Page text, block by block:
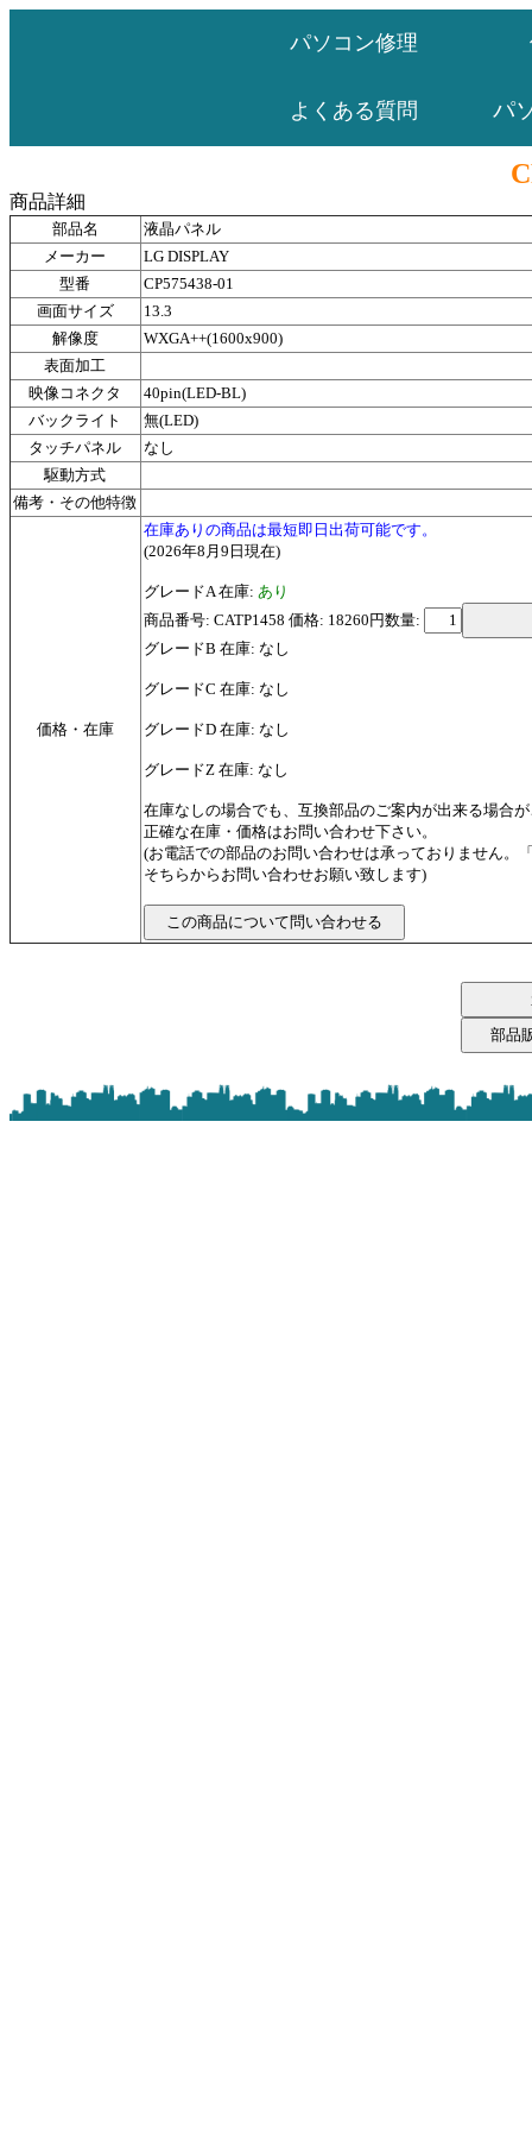
パソコン修理
よくある質問 パ
商品詳細
部品名
液晶パネル
メーカー
LG DISPLAY
型番
CP575438-01
画面サイズ
13.3
解像度
WXGA++(1600x900)
表面加工
映像コネクタ
40pin(LED-BL)
バックライト
無(LED)
タッチパネル
なし
駆動方式
備考・その他特徴
価格・在庫
在庫ありの商品は最短即日出荷可能です。
(2026年8月9日現在)
グレードA 在庫: あり
商品番号: CATP1458 価格: 18260円数量:
グレードB 在庫: なし
グレードC 在庫: なし
グレードD 在庫: なし
グレードZ 在庫: なし
在庫なしの場合でも、互換部品のご案内が出来る場合
正確な在庫・価格はお問い合わせ下さい。
(お電話での部品のお問い合わせは承っておりません。
そちらからお問い合わせお願い致します)